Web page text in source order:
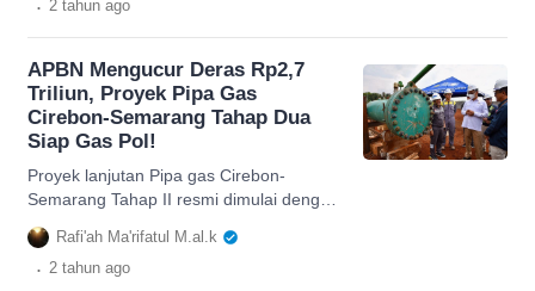
2 tahun ago
APBN Mengucur Deras Rp2,7
Triliun, Proyek Pipa Gas
Cirebon-Semarang Tahap Dua
Siap Gas Pol!
Proyek lanjutan Pipa gas Cirebon-
Semarang Tahap II resmi dimulai dengan
dana APBN Rp2,7 triliun, simak berita
lengkapnya.
Rafi'ah Ma'rifatul M.al.k
. 2 tahun ago